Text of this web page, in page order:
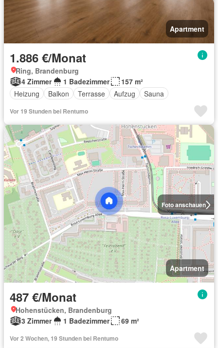
Apartment
1.886 €/Monat
Ring, Brandenburg
4 Zimmer
1 Badezimmer
157 m²
Heizung
Balkon Terrasse Aufzug Sauna
Vor 19 Stunden bei Rentumo
Foto anschauen
Apartment
487 €/Monat
Hohenstücken, Brandenburg
3 Zimmer
1 Badezimmer 69 m²
Vor 2 Wochen, 19 Stunden bei Rentumo